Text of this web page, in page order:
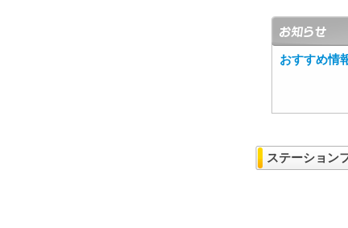
おすすめ情
ステーション